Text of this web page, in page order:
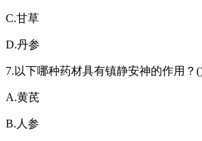
C.甘草
D.丹参
7.以下哪种药材具有镇静安神的作用？
A.黄芪
B.人参